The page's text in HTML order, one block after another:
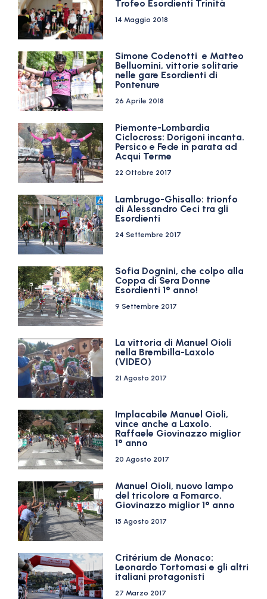
Trofeo Esordienti Trinità
14 Maggio 2018
Simone Codenotti e Matteo
Belluomini, vittorie solitarie
nelle gare Esordienti di
Pontenure
26 Aprile 2018
Piemonte-Lombardia
Ciclocross: Dorigoni incanta.
Persico e Fede in parata ad
Acqui Terme
22 Ottobre 2017
Lambrugo-Ghisallo: trionfo
di Alessandro Ceci tra gli
Esordienti
24 Settembre 2017
Sofia Dognini, che colpo alla
Coppa di Sera Donne
Esordienti 1° anno!
9 Settembre 2017
La vittoria di Manuel Oioli
nella Brembilla-Laxolo
(VIDEO)
21 Agosto 2017
Implacabile Manuel Oioli,
vince anche a Laxolo.
Raffaele Giovinazzo miglior
1° anno
20 Agosto 2017
Manuel Oioli, nuovo lampo
del tricolore a Fomarco.
Giovinazzo miglior 1° anno
15 Agosto 2017
Critérium de Monaco:
Leonardo Tortomasi e gli altri
italiani protagonisti
27 Marzo 2017